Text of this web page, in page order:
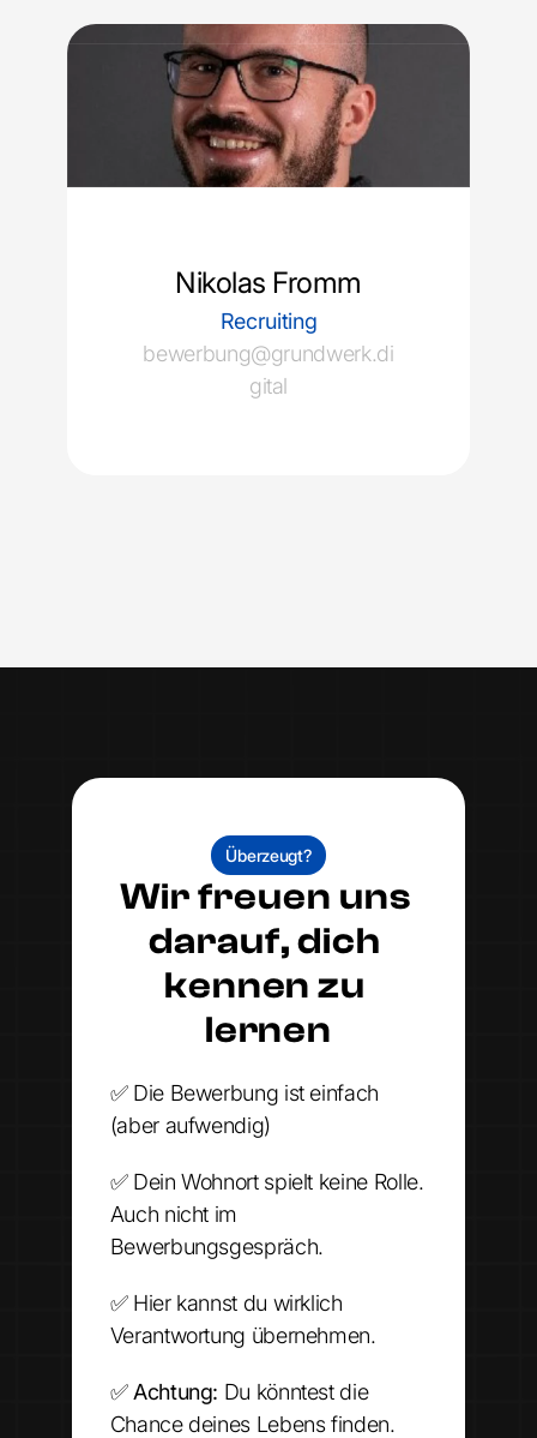
Nikolas Fromm
Recruiting
bewerbung@grundwerk.di
gital
Überzeugt?
Wir freuen uns
darauf, dich
kennen zu
lernen
✅ Die Bewerbung ist einfach
(aber aufwendig)
✅ Dein Wohnort spielt keine Rolle.
Auch nicht im
Bewerbungsgespräch.
✅ Hier kannst du wirklich
Verantwortung übernehmen.
✅ Achtung: Du könntest die
Chance deines Lebens finden.